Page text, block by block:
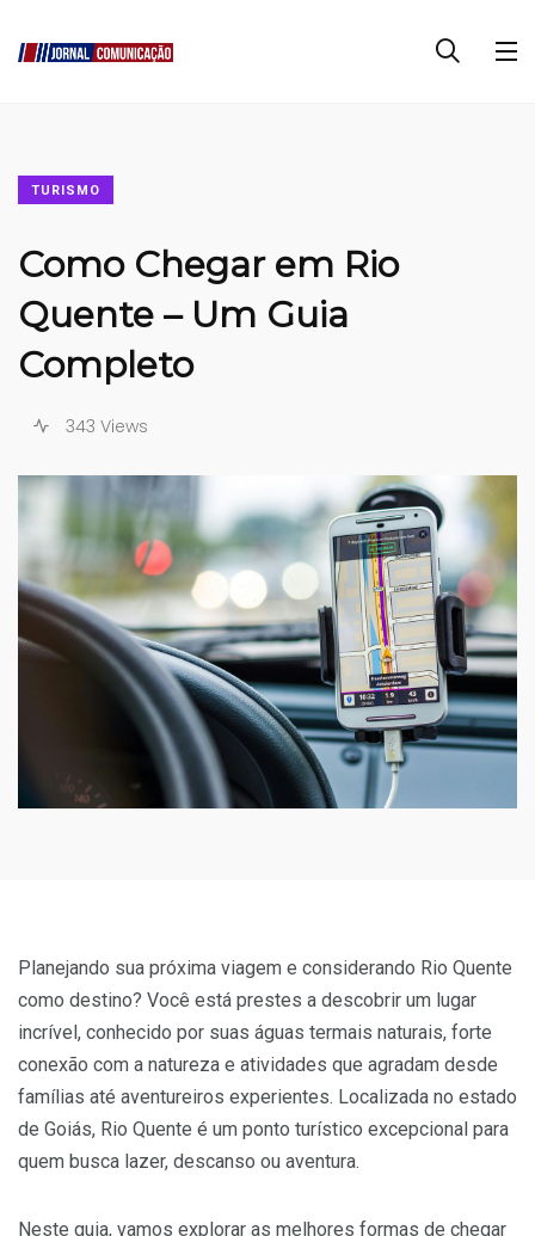
TURISMO
Como Chegar em Rio
Quente – Um Guia
Completo
343 Views
Planejando sua próxima viagem e considerando Rio Quente
como destino? Você está prestes a descobrir um lugar
incrível, conhecido por suas águas termais naturais, forte
conexão com a natureza e atividades que agradam desde
famílias até aventureiros experientes. Localizada no estado
de Goiás, Rio Quente é um ponto turístico excepcional para
quem busca lazer, descanso ou aventura.
Neste guia, vamos explorar as melhores formas de chegar